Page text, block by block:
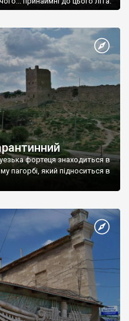
фортеця знаходиться в
пагорбі, який підноситься в